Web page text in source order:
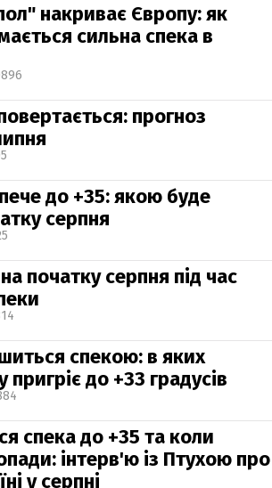
накриває Європу: як
сильна спека в
прогноз
до +35: якою буде
серпня
початку серпня під час
спекою: в яких
пригріє до +33 градусів
спека до +35 та коли
інтерв'ю із Птухою про
у серпні